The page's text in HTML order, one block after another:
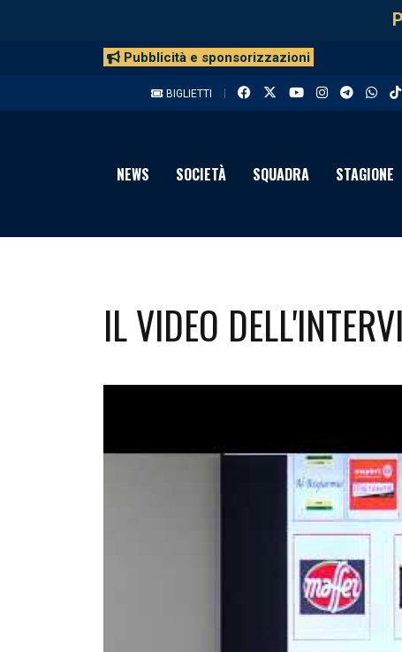
Pubblicità e sponsorizzazioni
BIGLIETTI
NEWS SOCIETÀ SQUADRA STAGIONE
IL VIDEO